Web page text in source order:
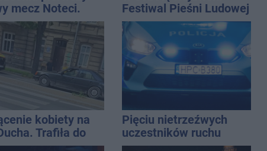
mecz Noteci.
cały terminarz
Festiwal Pieśni Ludowej
kobiety na
Trafiła do
Pięciu nietrzeźwych
uczestników ruchu
wpadło w ręce policji.